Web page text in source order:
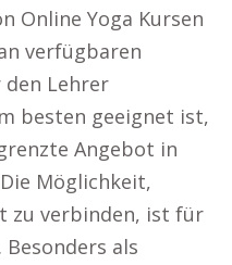
Online Yoga Kursen
verfügbaren
Lehrer
besten geeignet ist,
Angebot in
Möglichkeit,
zu verbinden, ist für
als